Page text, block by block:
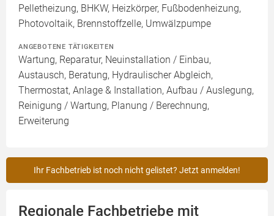
Pelletheizung, BHKW, Heizkörper, Fußbodenheizung,
Photovoltaik, Brennstoffzelle, Umwälzpumpe
ANGEBOTENE TÄTIGKEITEN
Wartung, Reparatur, Neuinstallation / Einbau,
Austausch, Beratung, Hydraulischer Abgleich,
Thermostat, Anlage & Installation, Aufbau / Auslegung,
Reinigung / Wartung, Planung / Berechnung,
Erweiterung
Ihr Fachbetrieb ist noch nicht gelistet? Jetzt anmelden!
Regionale Fachbetriebe mit